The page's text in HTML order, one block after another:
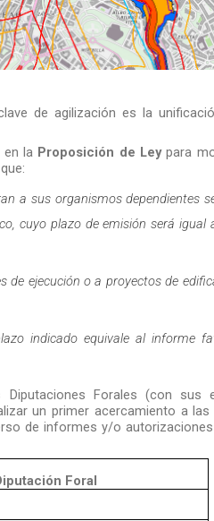
de agilización es la
la Proposición de Leypara
a sus organismos dependientes
cuyo plazo de emisión será igual
de ejecución o a proyectos de
indicado equivale al informe
Forales (con sus
un primer acercamiento a las
de informes y/o
Foral